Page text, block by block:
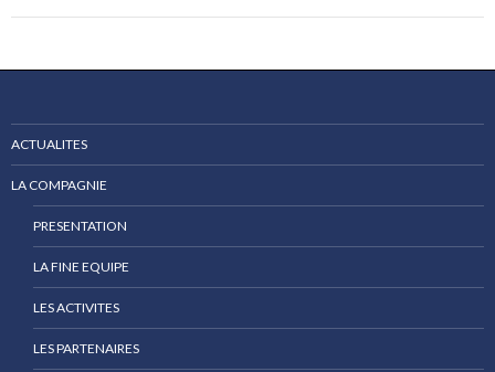
ACTUALITES
LA COMPAGNIE
PRESENTATION
LA FINE EQUIPE
LES ACTIVITES
LES PARTENAIRES